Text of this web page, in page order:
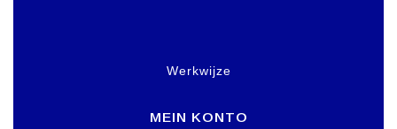
Werkwijze
MEIN KONTO